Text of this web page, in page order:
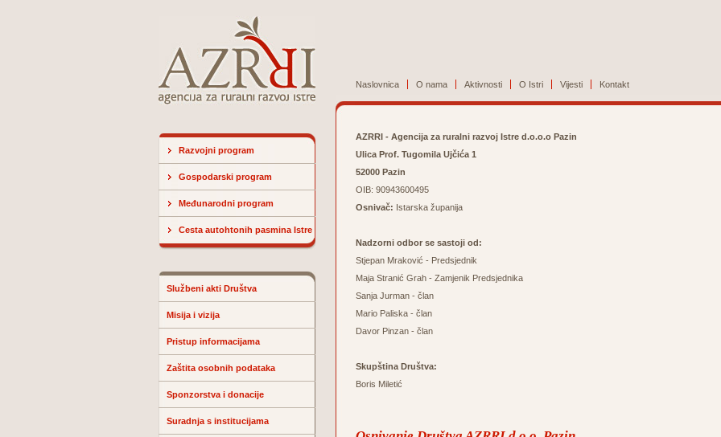
Naslovnica O nama Aktivnosti O Istri Vijesti Kontakt
Razvojni program
Gospodarski program
Međunarodni program
Cesta autohtonih pasmina Istre
Službeni akti Društva
Misija i vizija
Pristup informacijama
Zaštita osobnih podataka
Sponzorstva i donacije
Suradnja s institucijama
AZRRI - Agencija za ruralni razvoj Istre d.o.o.o Pazin
Ulica Prof. Tugomila Ujčića 1
52000 Pazin
OIB: 90943600495
Osnivač: Istarska županija
Nadzorni odbor se sastoji od:
Stjepan Mraković - Predsjednik
Maja Stranić Grah - Zamjenik Predsjednika
Sanja Jurman - član
Mario Paliska - član
Davor Pinzan - član
Skupština Društva:
Boris Miletić